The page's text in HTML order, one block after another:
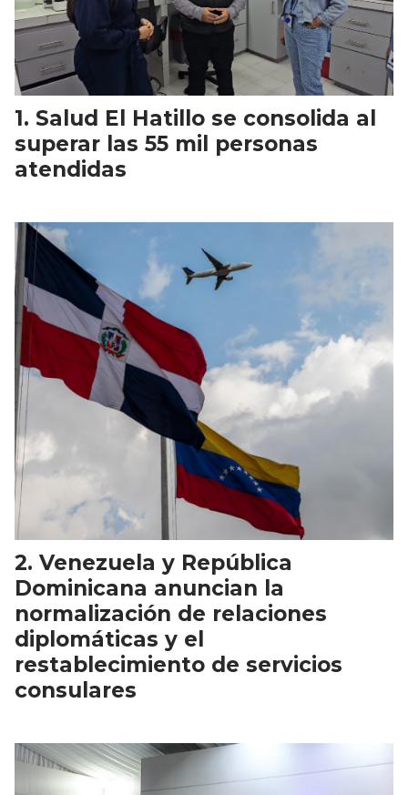
Salud El Hatillo se consolida al
superar las 55 mil personas
atendidas
Venezuela y República
Dominicana anuncian la
normalización de relaciones
diplomáticas y el
restablecimiento de servicios
consulares